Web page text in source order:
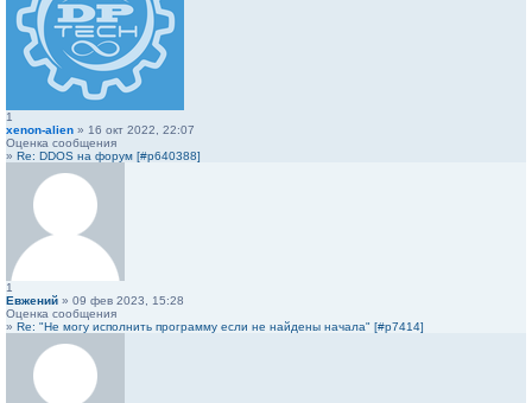
1
xenon-alien » 16 окт 2022, 22:07
Оценка сообщения
» Re: DDOS на форум [#p640388]
1
Евжений » 09 фев 2023, 15:28
Оценка сообщения
» Re: "Не могу исполнить программу если не найдены начала" [#p7414]